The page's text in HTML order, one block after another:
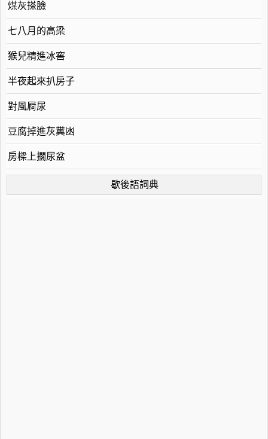
煤灰搽臉
七八月的高梁
猴兒精進冰窖
半夜起來扒房子
對風屙尿
豆腐掉進灰糞凼
房樑上擱尿盆
歇後語詞典